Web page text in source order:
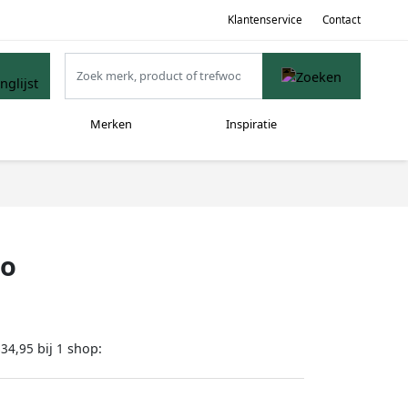
Klantenservice Contact
Merken Inspiratie
bij 1 shop: